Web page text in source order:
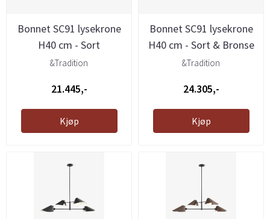
Bonnet SC91 lysekrone
H40 cm - Sort
&Tradition
21.445,-
Kjøp
Bonnet SC91 lysekrone
H40 cm - Sort & Bronse
&Tradition
24.305,-
Kjøp